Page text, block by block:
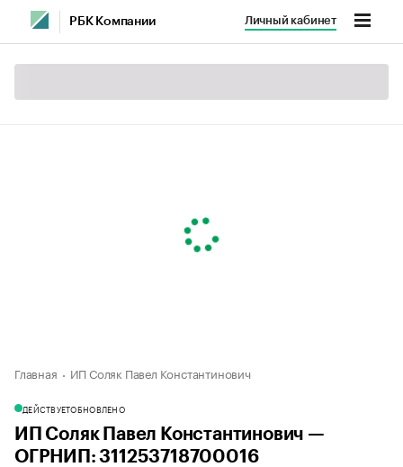
РБК Компании Личный кабинет
Главная ИП Соляк Павел Константинович
ДЕЙСТВУЕТОБНОВЛЕНО
ИП Соляк Павел Константинович —
ОГРНИП: 311253718700016